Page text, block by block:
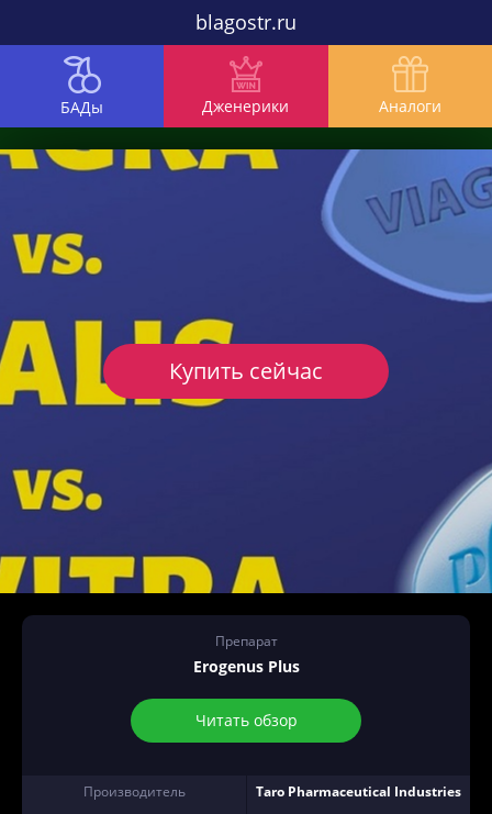
blagostr.ru
БАДы Дженерики Аналоги
Препарат
Erogenus Plus
Читать обзор
Производитель
Taro Pharmaceutical Industries
Купить сейчас